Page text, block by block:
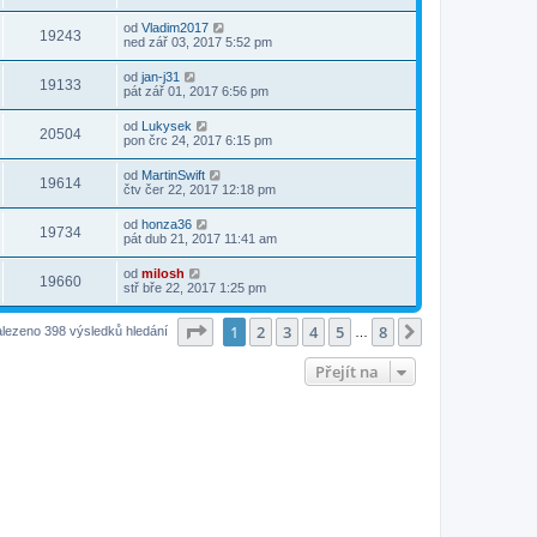
19243 od Vladim2017
ned zář 03, 2017 5:52 pm
19133 od jan-j31
pát zář 01, 2017 6:56 pm
20504 od Lukysek
pon črc 24, 2017 6:15 pm
19614 od MartinSwift
čtv čer 22, 2017 12:18 pm
19734 od honza36
pát dub 21, 2017 11:41 am
19660 od milosh
stř bře 22, 2017 1:25 pm
398 výsledků hledání Stránka z
1 2 3 4 5 8
Přejít na